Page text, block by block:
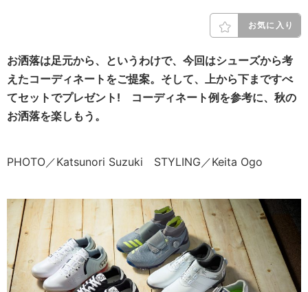
お気に入り
お洒落は足元から、というわけで、今回はシューズから考
えたコーディネートをご提案。そして、上から下まですべ
てセットでプレゼント! コーディネート例を参考に、秋の
お洒落を楽しもう。
PHOTO／Katsunori Suzuki STYLING／Keita Ogo